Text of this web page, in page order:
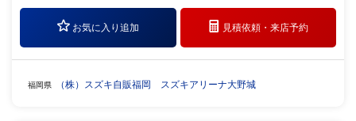
お気に入り追加 見積依頼・来店予約
福岡県 （株）スズキ自販福岡 スズキアリーナ大野城